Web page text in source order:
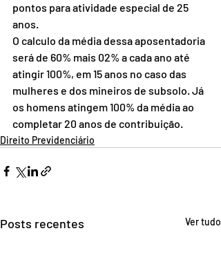
pontos para atividade especial de 25
anos.
O calculo da média dessa aposentadoria
será de 60% mais 02% a cada ano até
atingir 100%, em 15 anos no caso das
mulheres e dos mineiros de subsolo. Já
os homens atingem 100% da média ao
completar 20 anos de contribuição.
Direito Previdenciário
Posts recentes Ver tudo